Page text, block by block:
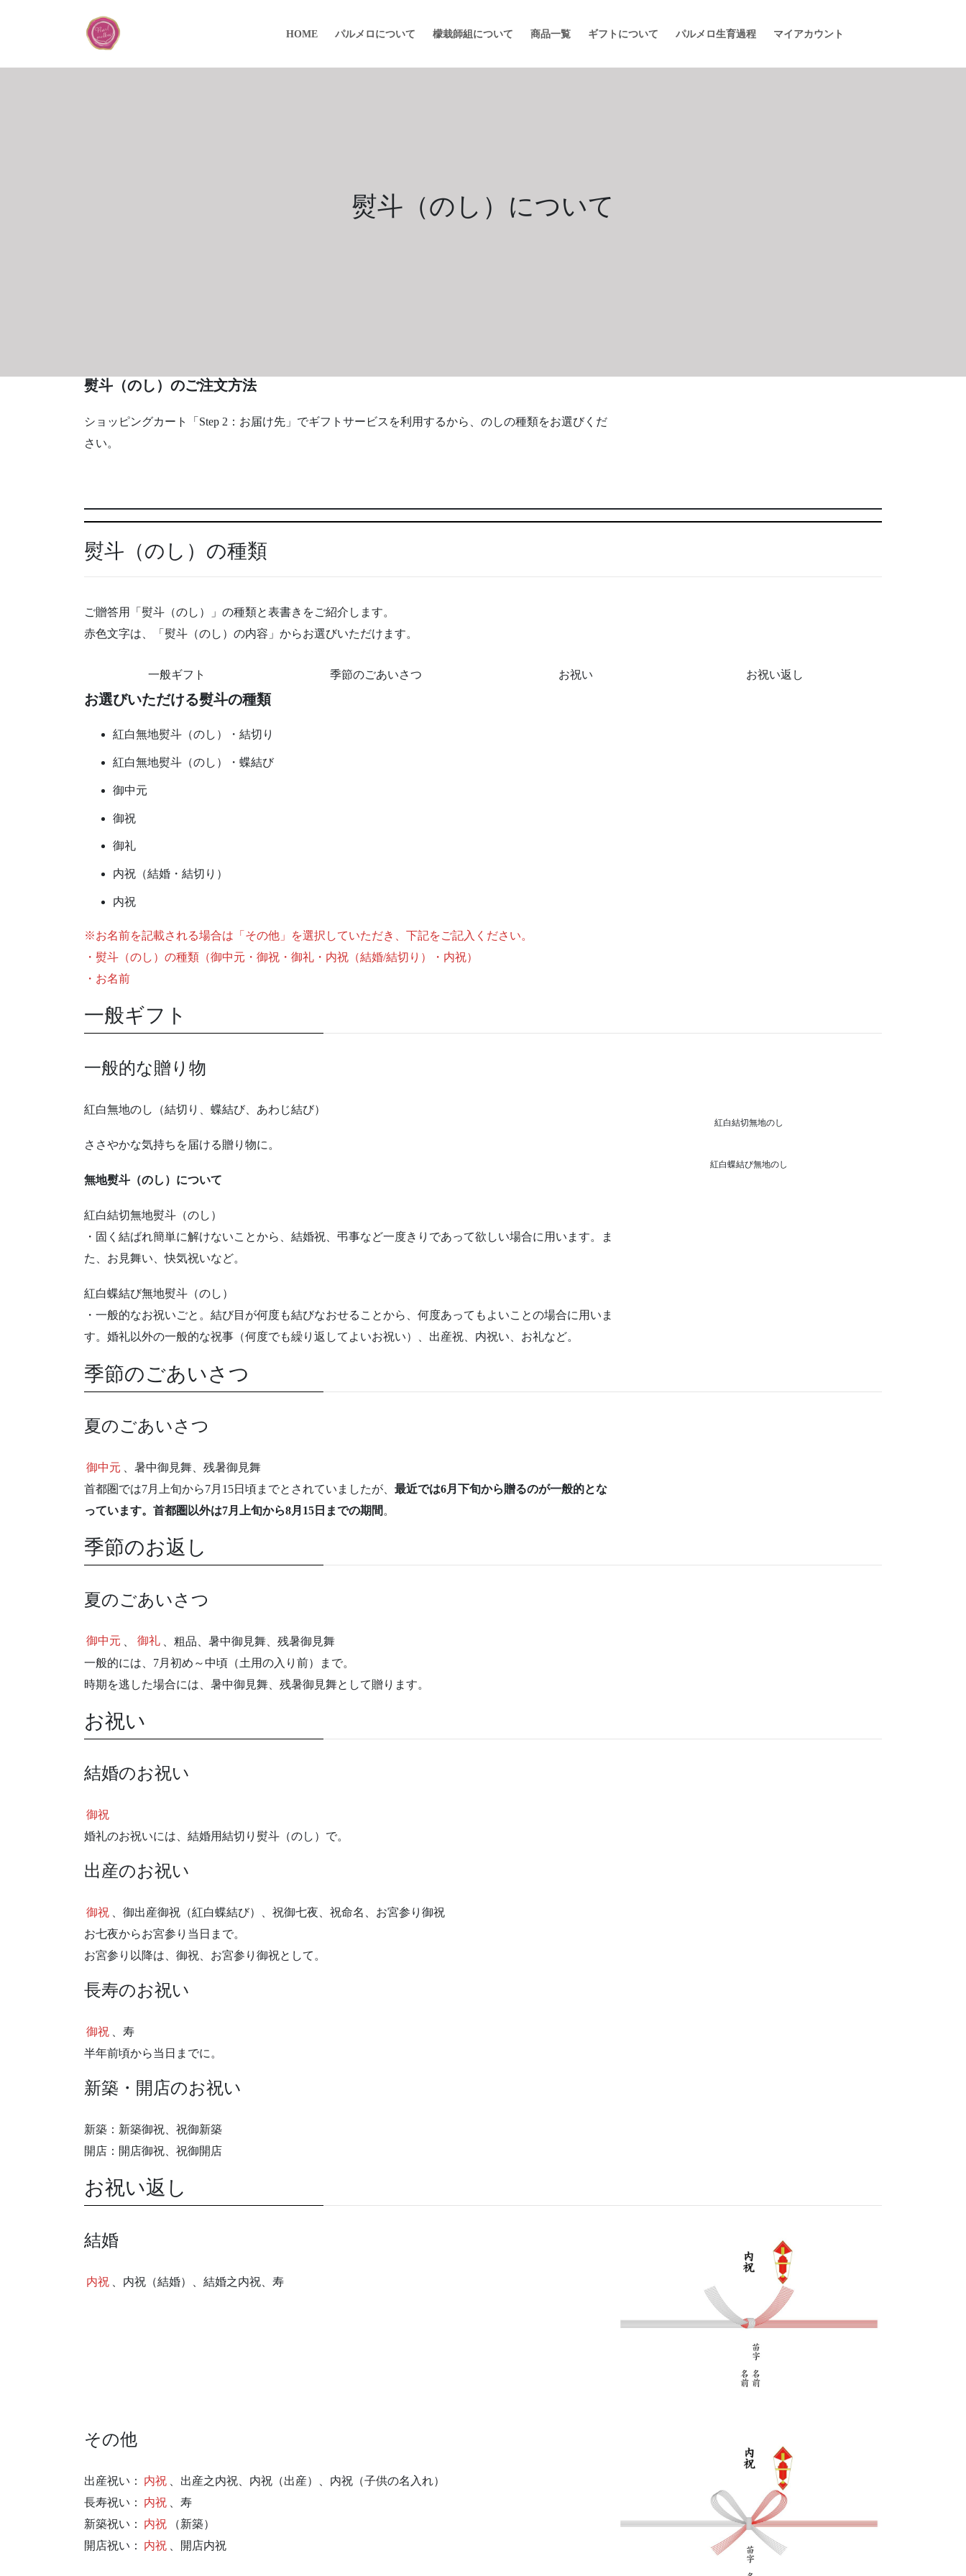
HOME パルメロについて 檬栽師組について 商品一覧 ギフトについて パルメロ生育過程 マイアカウント
熨斗（のし）について
熨斗（のし）のご注文方法
ショッピングカート「Step 2：お届け先」でギフトサービスを利用するから、のしの種類をお選びくだ
さい。
熨斗（のし）の種類
ご贈答用「熨斗（のし）」の種類と表書きをご紹介します。
赤色文字は、「熨斗（のし）の内容」からお選びいただけます。
一般ギフト 季節のごあいさつ お祝い お祝い返し
お選びいただける熨斗の種類
紅白無地熨斗（のし）・結切り
紅白無地熨斗（のし）・蝶結び
御中元
御祝
御礼
内祝（結婚・結切り）
内祝
※お名前を記載される場合は「その他」を選択していただき、下記をご記入ください。
・熨斗（のし）の種類（御中元・御祝・御礼・内祝（結婚/結切り）・内祝）
・お名前
一般ギフト
一般的な贈り物
紅白無地のし（結切り、蝶結び、あわじ結び）
ささやかな気持ちを届ける贈り物に。
無地熨斗（のし）について
紅白結切無地熨斗（のし）
・固く結ばれ簡単に解けないことから、結婚祝、弔事など一度きりであって欲しい場合に用います。ま
た、お見舞い、快気祝いなど。
紅白蝶結び無地熨斗（のし）
・一般的なお祝いごと。結び目が何度も結びなおせることから、何度あってもよいことの場合に用いま
す。婚礼以外の一般的な祝事（何度でも繰り返してよいお祝い）、出産祝、内祝い、お礼など。
紅白結切無地のし
紅白蝶結び無地のし
季節のごあいさつ
夏のごあいさつ
御中元
、暑中御見舞、残暑御見舞
首都圏では7月上旬から7月15日頃までとされていましたが、 最近では6月下旬から贈るのが一般的とな
っています。首都圏以外は7月上旬から8月15日までの期間 。
季節のお返し
夏のごあいさつ
御中元 御礼
、粗品、暑中御見舞、残暑御見舞
一般的には、7月初め～中頃（土用の入り前）まで。
時期を逃した場合には、暑中御見舞、残暑御見舞として贈ります。
お祝い
結婚のお祝い
御祝
婚礼のお祝いには、結婚用結切り熨斗（のし）で。
出産のお祝い
御祝
、御出産御祝（紅白蝶結び）、祝御七夜、祝命名、お宮参り御祝
お七夜からお宮参り当日まで。
お宮参り以降は、御祝、お宮参り御祝として。
長寿のお祝い
御祝
、寿
半年前頃から当日までに。
新築・開店のお祝い
新築：新築御祝、祝御新築
開店：開店御祝、祝御開店
お祝い返し
結婚
内祝 、内祝（結婚）、結婚之内祝、寿
その他
出産祝い： 内祝
、出産之内祝、内祝（出産）、内祝（子供の名入れ）
長寿祝い：
内祝
、寿
新築祝い：
内祝
（新築）
開店祝い：
内祝 、開店内祝